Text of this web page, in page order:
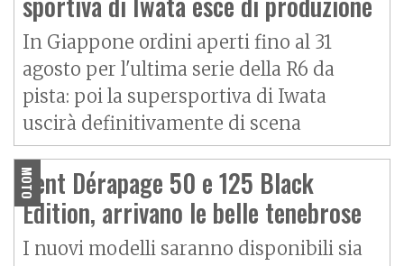
In Giappone ordini aperti fino al 31
agosto per l'ultima serie della R6 da
pista: poi la supersportiva di Iwata
uscirà definitivamente di scena
MOTO
Vent Dérapage 50 e 125 Black
Edition, arrivano le belle tenebrose
I nuovi modelli saranno disponibili sia